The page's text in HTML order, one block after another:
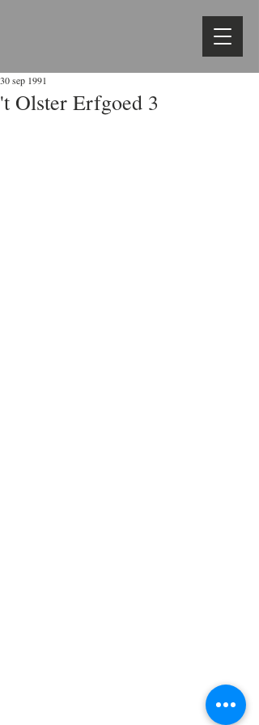
't Olster Erfgoed 3
30 sep 1991